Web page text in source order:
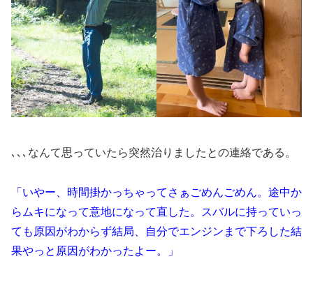
､､､なんて思っていたら突然治りましたとの連絡である。
「いやー、時間掛かっちゃってさぁごめんごめん。途中か
らムキになって意地になって直した。スバルに持っていっ
ても原因がわからず結局、自分でエンジンまで下ろした結
果やっと原因がわかったよー。」